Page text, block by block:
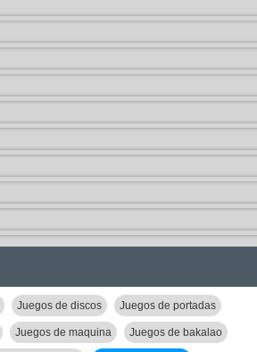
Juegos de discos Juegos de portadas
Juegos de maquina Juegos de bakalao